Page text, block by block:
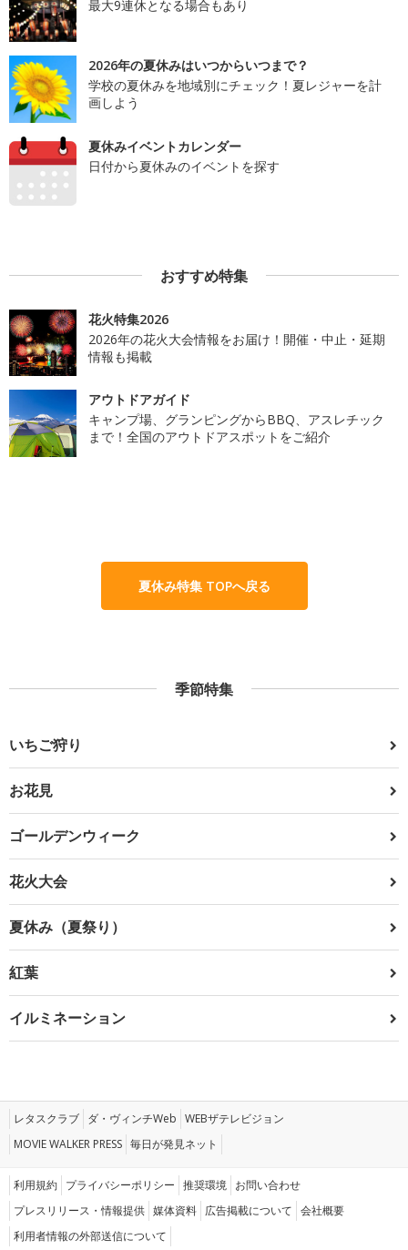
最大9連休となる場合もあり
2026年の夏休みはいつからいつまで？
学校の夏休みを地域別にチェック！夏レジャーを計
画しよう
夏休みイベントカレンダー
日付から夏休みのイベントを探す
おすすめ特集
花火特集2026
2026年の花火大会情報をお届け！開催・中止・延期
情報も掲載
アウトドアガイド
キャンプ場、グランピングからBBQ、アスレチック
まで！全国のアウトドアスポットをご紹介
夏休み特集 TOPへ戻る
季節特集
いちご狩り
お花見
ゴールデンウィーク
花火大会
夏休み（夏祭り）
紅葉
イルミネーション
レタスクラブ ダ・ヴィンチWeb WEBザテレビジョン
MOVIE WALKER PRESS 毎日が発見ネット
利用規約 プライバシーポリシー 推奨環境 お問い合わせ
プレスリリース・情報提供 媒体資料 広告掲載について 会社概要
利用者情報の外部送信について